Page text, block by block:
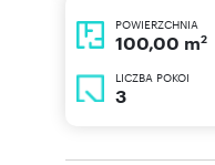
POWIERZCHNIA
100,00 m2
LICZBA POKOI
3